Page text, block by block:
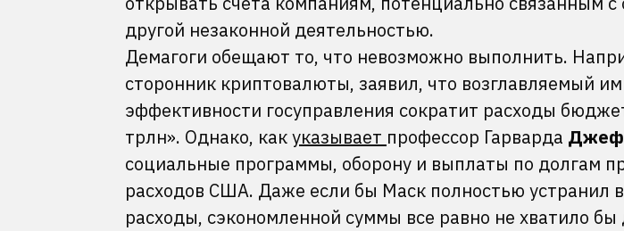
другой незаконной деятельностью.
Демагоги обещают то, что невозможно выполнить.
сторонник криптовалюты, заявил, что возглавляемый
эффективности госуправления сократит расходы
трлн». Однако, какуказывает профессор Гарварда
социальные программы, оборону и выплаты по долгам
расходов США. Даже если бы Маск полностью устранил
расходы, сэкономленной суммы все равно не хватило